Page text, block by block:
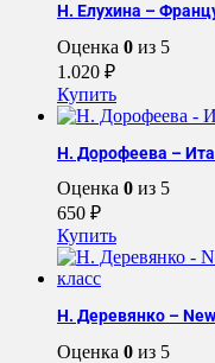
Оценка 0 из 5
1.020 ₽
Купить
Н. Дорофеева –
Оценка 0 из 5
650 ₽
Купить
Оценка 0 из 5